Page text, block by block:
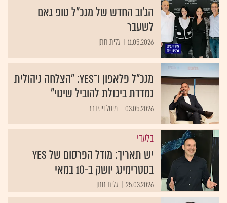
הג'וב החדש של מנכ"ל טופ גאם
לשעבר
11.05.2026 גלית חתן
מנכ"ל פלאפון ו־yes: "הצלחה ניהולית
נמדדת ביכולת להוביל שינוי"
03.05.2026 מיטל וייזברג
בלעדי
יש תאריך: מודל הפרסום של yes
בסטרימינג יושק ב-10 במאי
25.03.2026 גלית חתן